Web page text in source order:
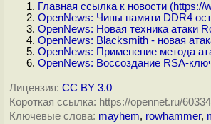
Главная ссылка к новости (https://
OpenNews: Чипы памяти DDR4
OpenNews: Новая техника атаки
OpenNews: Blacksmith - новая
OpenNews: Применение метода
OpenNews: Воссоздание RSA-
Лицензия: CC BY 3.0
Короткая ссылка: https://opennet.ru/
Ключевые слова: mayhem, rowhammer,